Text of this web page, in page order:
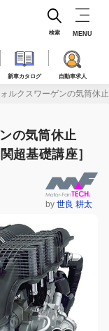
新車カタログ 自動車求人
検索 MENU
ルクスワーゲンの気筒休
の気筒休止
超基礎講座］
by世良 耕太